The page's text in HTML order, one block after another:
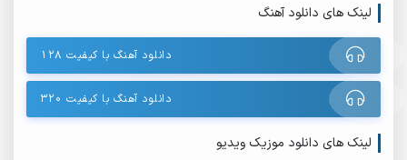
لینک های دانلود آهنگ
دانلود آهنگ با کیفیت ۱۲۸
دانلود آهنگ با کیفیت ۳۲۰
لینک های دانلود موزیک ویدیو